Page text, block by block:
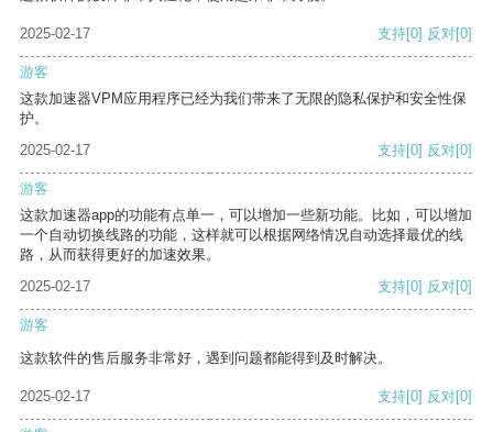
2025-02-17 支持[0] 反对[0]
游客
这款加速器VPM应用程序已经为我们带来了无限的隐私保护和安全性保
护。
2025-02-17
支持[0] 反对[0]
游客
这款加速器app的功能有点单一，可以增加一些新功能。比如，可以增加
一个自动切换线路的功能，这样就可以根据网络情况自动选择最优的线
路，从而获得更好的加速效果。
2025-02-17
支持[0] 反对[0]
游客
这款软件的售后服务非常好，遇到问题都能得到及时解决。
2025-02-17 支持[0] 反对[0]